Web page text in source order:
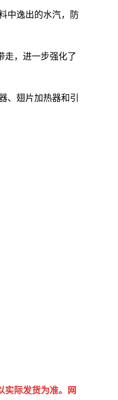
中逸出的水汽，防
走，进一步强化了
、翅片加热器和引
实际发货为准。网